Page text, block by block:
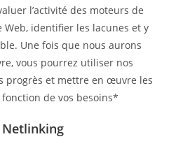
l’activité des moteurs de
identifier les lacunes et y
Une fois que nous aurons
vous pourrez utiliser nos
progrès et mettre en œuvre les
de vos besoins*
Netlinking